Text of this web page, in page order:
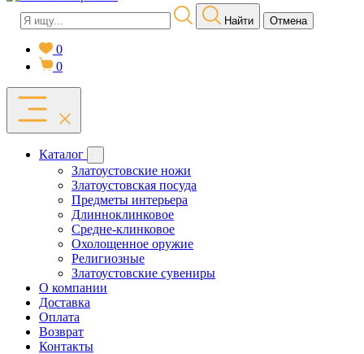
Найти Отмена
0
0
Каталог
Златоустовские ножи
Златоустовская посуда
Предметы интерьера
Длинноклинковое
Средне-клинковое
Охолощенное оружие
Религиозные
Златоустовские сувениры
О компании
Доставка
Оплата
Возврат
Контакты